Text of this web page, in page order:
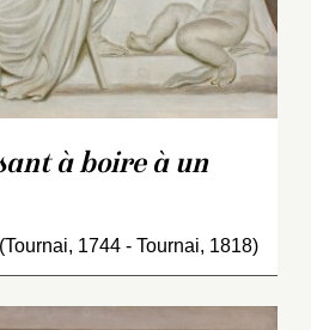
à boire à un
1744 - Tournai, 1818)